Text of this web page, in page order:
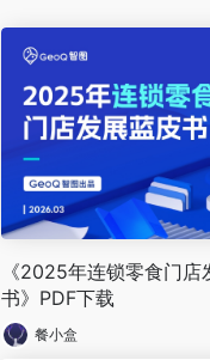
《2025年连锁零食门店
书》PDF下载
餐小盒